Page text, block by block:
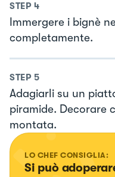
STEP 4
Immergere i bignè
completamente.
STEP 5
Adagiarli su un
piramide. Decorare
montata.
LO CHEF CONSIGLIA:
Si può